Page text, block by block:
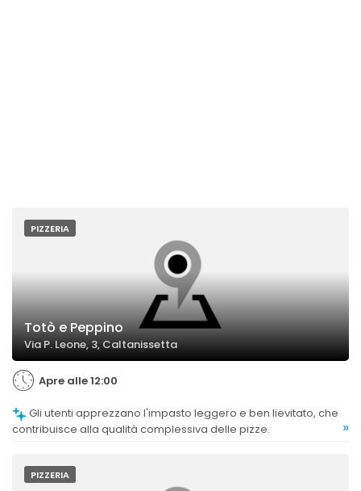
PIZZERIA
Totò e Peppino
Via P. Leone, 3, Caltanissetta
Apre alle 12:00
contribuisce alla qualità complessiva delle pizze.
»
PIZZERIA